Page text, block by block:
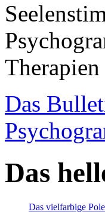
Therapien
Das
Das
Das vielfarbige